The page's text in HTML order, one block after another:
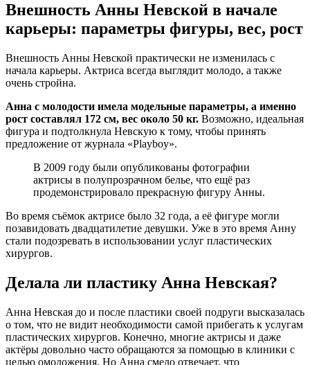
Внешность Анны Невской в начале
карьеры: параметры фигуры, вес, рост
Внешность Анны Невской практически не изменилась с
начала карьеры. Актриса всегда выглядит молодо, а также
очень стройна.
Анна с молодости имела модельные параметры, а именно
рост составлял 172 см, вес около 50 кг. Возможно, идеальная
фигура и подтолкнула Невскую к тому, чтобы принять
предложение от журнала «Playboy».
В 2009 году были опубликованы фотографии
актрисы в полупрозрачном белье, что ещё раз
продемонстрировало прекрасную фигуру Анны.
Во время съёмок актрисе было 32 года, а её фигуре могли
позавидовать двадцатилетие девушки. Уже в это время Анну
стали подозревать в использовании услуг пластических
хирургов.
Делала ли пластику Анна Невская?
Анна Невская до и после пластики своей подруги высказалась
о том, что не видит необходимости самой прибегать к услугам
пластических хирургов. Конечно, многие актрисы и даже
актёры довольно часто обращаются за помощью в клиники с
целью омоложения. Но Анна смело отвечает, что